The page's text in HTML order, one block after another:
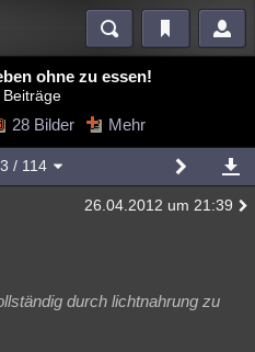
Videos
Mystery Kriminalfälle
ohne zu essen!
28 Bilder Mehr
/ 114
26.04.2012 um 21:39
durch lichtnahrung zu